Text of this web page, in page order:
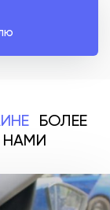
БОЛЕЕ
НАМИ